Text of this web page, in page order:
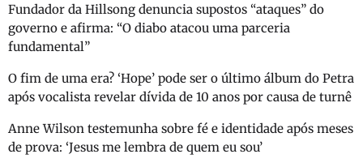
Fundador da Hillsong denuncia supostos “ataques” do
governo e afirma: “O diabo atacou uma parceria
fundamental”
O fim de uma era? ‘Hope’ pode ser o último álbum do Petra
após vocalista revelar dívida de 10 anos por causa de turnê
Anne Wilson testemunha sobre fé e identidade após meses
de prova: ‘Jesus me lembra de quem eu sou’